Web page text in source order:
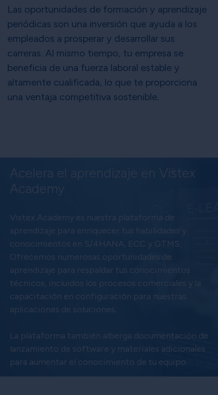
Las oportunidades de formación y aprendizaje
periódicas son una inversión que ayuda a los
empleados a prosperar y desarrollar sus
carreras. Al mismo tiempo, tu empresa se
beneficia de una fuerza laboral estable y
altamente cualificada, lo que te proporciona
una ventaja competitiva sostenible.
Acelera el aprendizaje en Vistex
Academy
Vistex Academy es nuestra plataforma de
aprendizaje para enriquecer tus habilidades y
conocimientos en S/4HANA, ECC y GTMS.
Ofrecemos numerosas oportunidades de
aprendizaje para respaldar tus conocimientos
técnicos, incluidos los procesos comerciales y la
capacitación en configuración para nuestras
aplicaciones de soluciones.
La plataforma también alberga documentación de
lanzamiento de software y materiales adicionales
para aumentar el conocimiento de tu equipo.